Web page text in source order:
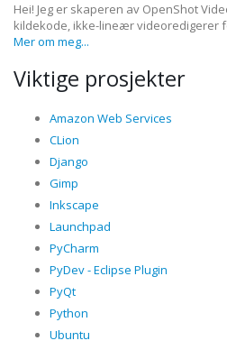
Hei! Jeg er skaperen av OpenShot
kildekode, ikke-lineær videoredigerer
Mer om meg...
Viktige prosjekter
Amazon Web Services
CLion
Django
Gimp
Inkscape
Launchpad
PyCharm
PyDev - Eclipse Plugin
PyQt
Python
Ubuntu